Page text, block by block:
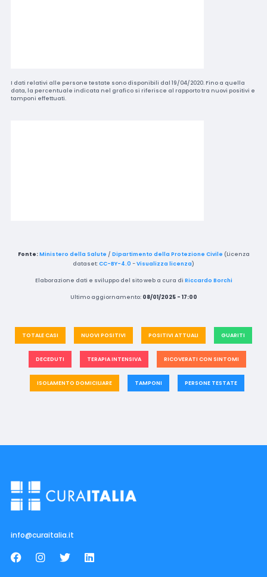
I dati relativi alle persone testate sono disponibili dal 19/04/2020. Fino a quella
data, la percentuale indicata nel grafico si riferisce al rapporto tra nuovi positivi e
tamponi effettuati.
Fonte: Ministero della Salute / Dipartimento della Protezione Civile (Licenza
dataset:CC-BY-4.0 -Visualizza licenza)
Elaborazione dati e sviluppo del sito web a cura di Riccardo Borchi
Ultimo aggiornamento: 08/01/2025 - 17:00
TOTALE CASI NUOVI POSITIVI POSITIVI ATTUALI GUARITI
DECEDUTI TERAPIA INTENSIVA RICOVERATI CON SINTOMI
ISOLAMENTO DOMICILIARE TAMPONI PERSONE TESTATE
info@curaitalia.it